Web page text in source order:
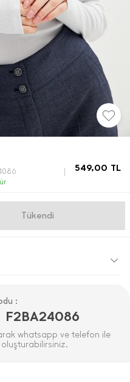
549,00 TL
Gelince Haber Ver
:
whatsapp ve telefon ile